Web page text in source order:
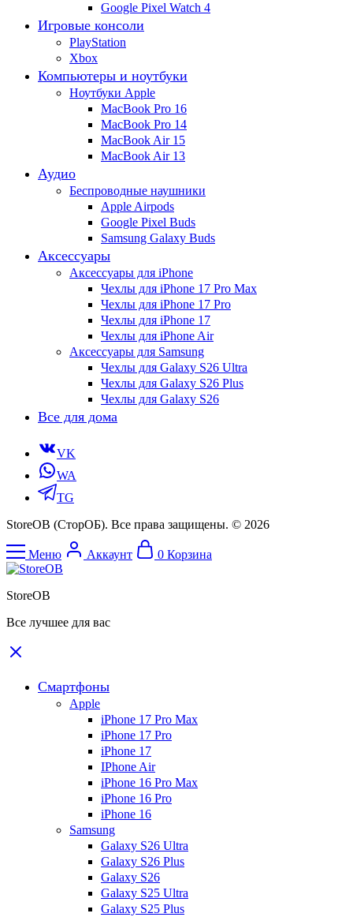
Google Pixel Watch 4
Игровые консоли
PlayStation
Xbox
Компьютеры и ноутбуки
Ноутбуки Apple
MacBook Pro 16
MacBook Pro 14
MacBook Air 15
MacBook Air 13
Аудио
Беспроводные наушники
Apple Airpods
Google Pixel Buds
Samsung Galaxy Buds
Аксессуары
Аксессуары для iPhone
Чехлы для iPhone 17 Pro Max
Чехлы для iPhone 17 Pro
Чехлы для iPhone 17
Чехлы для iPhone Air
Аксессуары для Samsung
Чехлы для Galaxy S26 Ultra
Чехлы для Galaxy S26 Plus
Чехлы для Galaxy S26
Все для дома
VK
WA
TG
StoreOB (CторОБ). Все права защищены. © 2026
Меню Аккаунт 0 Корзина
StoreOB
Все лучшее для вас
Смартфоны
Apple
iPhone 17 Pro Max
iPhone 17 Pro
iPhone 17
IPhone Air
iPhone 16 Pro Max
iPhone 16 Pro
iPhone 16
Samsung
Galaxy S26 Ultra
Galaxy S26 Plus
Galaxy S26
Galaxy S25 Ultra
Galaxy S25 Plus